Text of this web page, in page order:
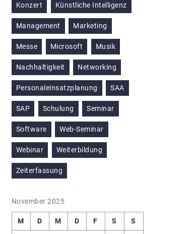
Konzert Künstliche Intelligenz
Management Marketing
Messe Microsoft Musik
Nachhaltigkeit Networking
Personaleinsatzplanung SAA
SAP Schulung Seminar
Software Web-Seminar
Webinar Weiterbildung
Zeiterfassung
November 2025
M D M D F S S